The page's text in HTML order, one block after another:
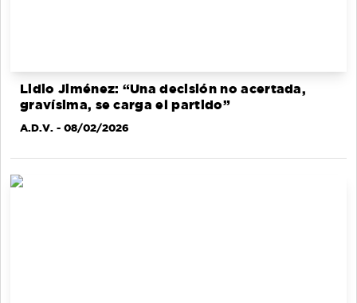
Lidio Jiménez: “Una decisión no acertada,
gravísima, se carga el partido”
A.D.V. - 08/02/2026